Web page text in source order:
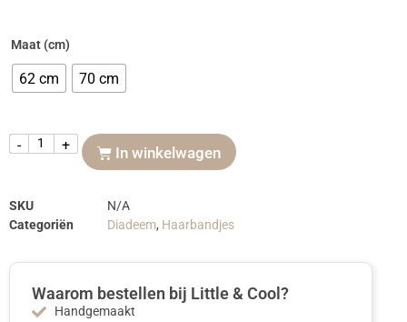
Maat (cm)
62 cm 70 cm
- + In winkelwagen
SKU
N/A
Categoriën
Diadeem, Haarbandjes
Waarom bestellen bij Little & Cool?
Handgemaakt